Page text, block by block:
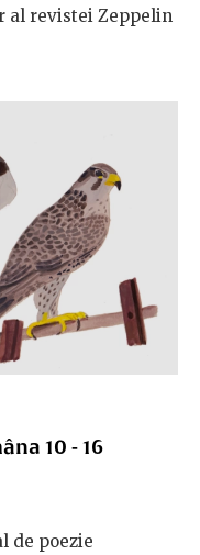
al revistei Zeppelin
10 - 16
de poezie